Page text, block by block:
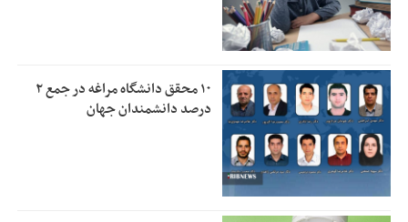
۱۰ محقق دانشگاه مراغه در جمع ۲
درصد دانشمندان جهان